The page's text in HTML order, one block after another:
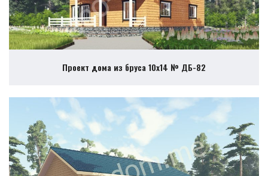
Проект дома из бруса 10х14 № ДБ-82